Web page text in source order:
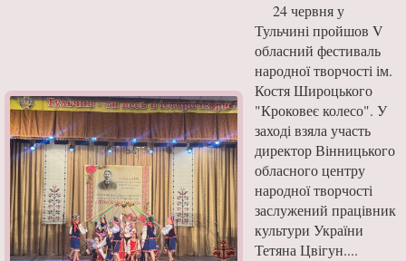
24 червня у
Тульчині пройшов V
обласний фестиваль
народної творчості ім.
Костя Широцького
"Кроковеє колесо". У
заході взяла участь
директор Вінницького
обласного центру
народної творчості
заслужений працівник
культури України
Тетяна Цвігун....